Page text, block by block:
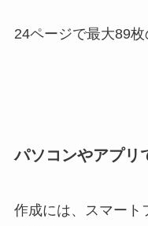
24ページで最大89枚
パソコンやアプリ
作成には、スマート